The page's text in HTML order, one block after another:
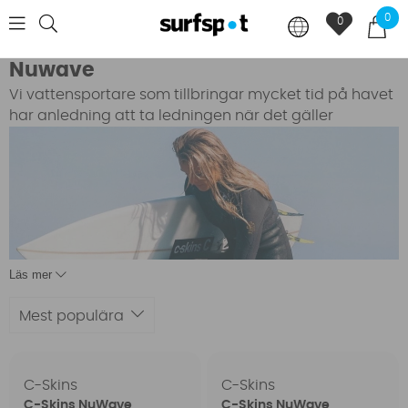
0
0
Nuwave
Vi vattensportare som tillbringar mycket tid på havet
har anledning att ta ledningen när det gäller
miljötänk. När C-skins berättade att de tagit fram en
Läs mer
Mest populära
C-Skins
C-Skins NuWave
C-Skins
C-Skins NuWave